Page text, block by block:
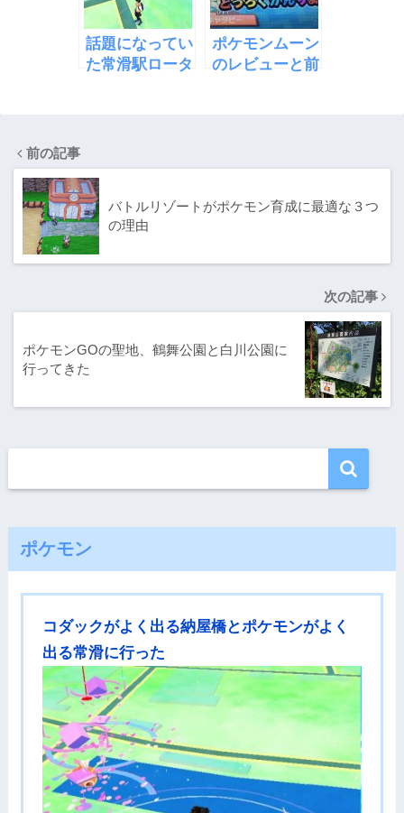
話題になってい
た常滑駅ロータ
ポケモンムーン
のレビューと前
前の記事
バトルリゾートがポケモン育成に最適な３つ
の理由
次の記事
ポケモンGOの聖地、鶴舞公園と白川公園に
行ってきた
ポケモン
コダックがよく出る納屋橋とポケモンがよく
出る常滑に行った